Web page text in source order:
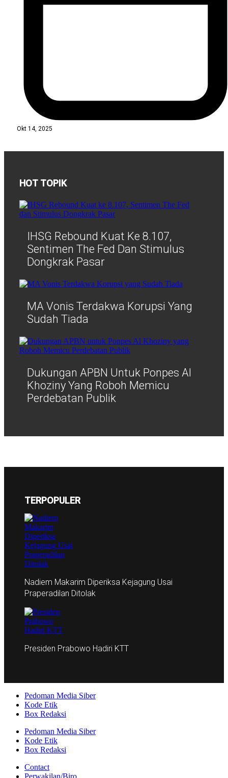
Okt 14, 2025
HOT TOPIK
IHSG Rebound Kuat Ke 8.107,
Sentimen The Fed Dan Stimulus
Dongkrak Pasar
MA Vonis Terdakwa Korupsi Yang
Sudah Tiada
Dukungan APBN Untuk Ponpes Al
Khoziny Yang Roboh Memicu
Perdebatan Publik
TERPOPULER
Nadiem Makarim Diperiksa Kejagung Usai
Praperadilan Ditolak
Presiden Prabowo Hadiri KTT
Pedoman Media Siber
Kode Etik
Box Redaksi
Pedoman Media Siber
Kode Etik
Box Redaksi
Contact
Perwakilan/Biro